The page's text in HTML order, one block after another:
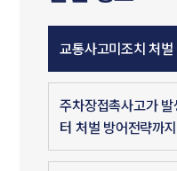
교통사고미조치 처
주차장접촉사고가
터 처벌 방어전략까